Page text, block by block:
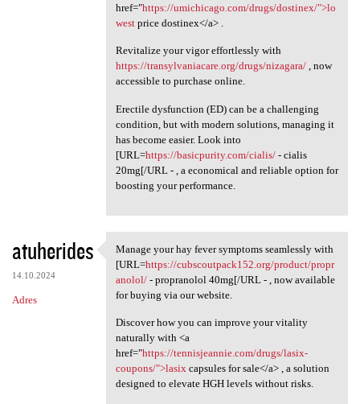
href="https://umichicago.com/drugs/dostinex/">lo
westprice dostinex</a> .
Revitalize your vigor effortlessly with
https://transylvaniacare.org/drugs/nizagara/, now
accessible to purchase online.
Erectile dysfunction (ED) can be a challenging
condition, but with modern solutions, managing it
has become easier. Look into
[URL=https://basicpurity.com/cialis/- cialis
20mg[/URL - , a economical and reliable option for
boosting your performance.
atuherides
14.10.2024
Adres
Manage your hay fever
Manage your hay fever symptoms seamlessly with
[URL=https://cubscoutpack152.org/product/propr
anolol/- propranolol 40mg[/URL - , now available
for buying via our website.
Discover how you can improve your vitality
naturally with <a
href="https://tennisjeannie.com/drugs/lasix-
coupons/">lasixcapsules for sale</a> , a solution
designed to elevate HGH levels without risks.